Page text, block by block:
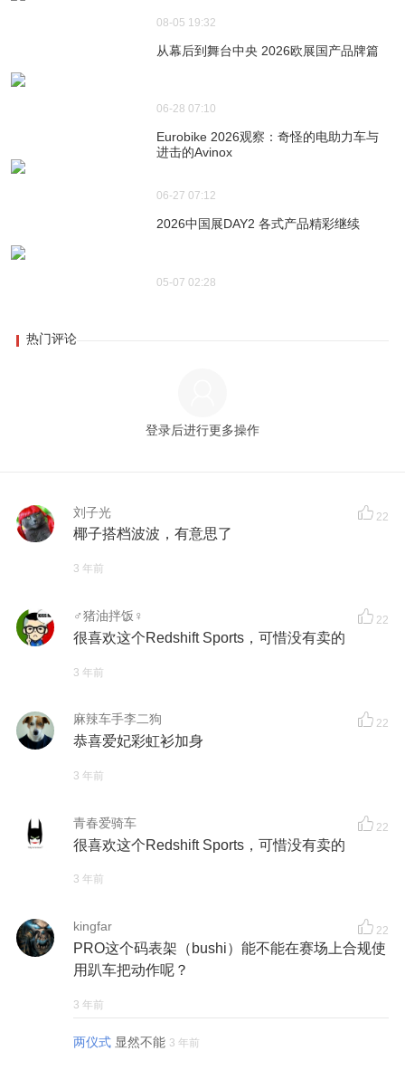
08-05 19:32
从幕后到舞台中央 2026欧展国产品牌篇
06-28 07:10
Eurobike 2026观察：奇怪的电助力车与
进击的Avinox
06-27 07:12
2026中国展DAY2 各式产品精彩继续
05-07 02:28
热门评论
登录后进行更多操作
刘子光 22
椰子搭档波波，有意思了
3 年前
♂猪油拌饭♀ 22
很喜欢这个Redshift Sports，可惜没有卖的
3 年前
麻辣车手李二狗 22
恭喜爱妃彩虹衫加身
3 年前
青春爱骑车 22
很喜欢这个Redshift Sports，可惜没有卖的
3 年前
kingfar 22
PRO这个码表架（bushi）能不能在赛场上合规使
用趴车把动作呢？
3 年前
两仪式 显然不能 3 年前